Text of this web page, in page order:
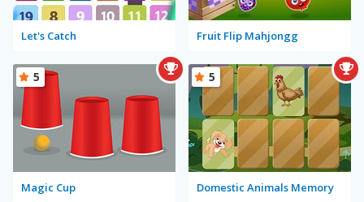
Let's Catch Fruit Flip Mahjongg
Magic Cup
5
Domestic Animals Memory
5